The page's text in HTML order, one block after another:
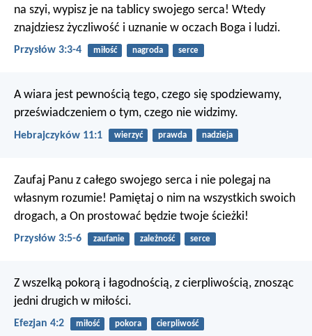
na szyi, wypisz je na tablicy swojego serca! Wtedy
znajdziesz życzliwość i uznanie w oczach Boga i ludzi.
Przysłów 3:3-4 miłość nagroda serce
A wiara jest pewnością tego, czego się spodziewamy,
przeświadczeniem o tym, czego nie widzimy.
Hebrajczyków 11:1 wierzyć prawda nadzieja
Zaufaj Panu z całego swojego serca i nie polegaj na
własnym rozumie! Pamiętaj o nim na wszystkich swoich
drogach, a On prostować będzie twoje ścieżki!
Przysłów 3:5-6 zaufanie zależność serce
Z wszelką pokorą i łagodnością, z cierpliwością, znosząc
jedni drugich w miłości.
Efezjan 4:2 miłość pokora cierpliwość